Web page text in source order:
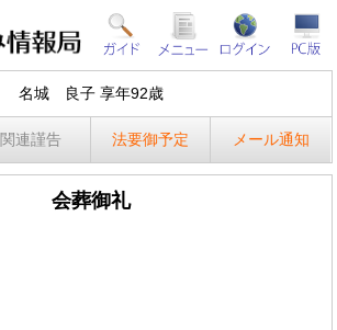
名城 良子 享年92歳
関連謹告 法要御予定 メール通知
会葬御礼